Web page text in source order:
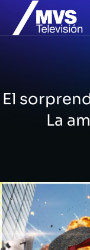
El
La